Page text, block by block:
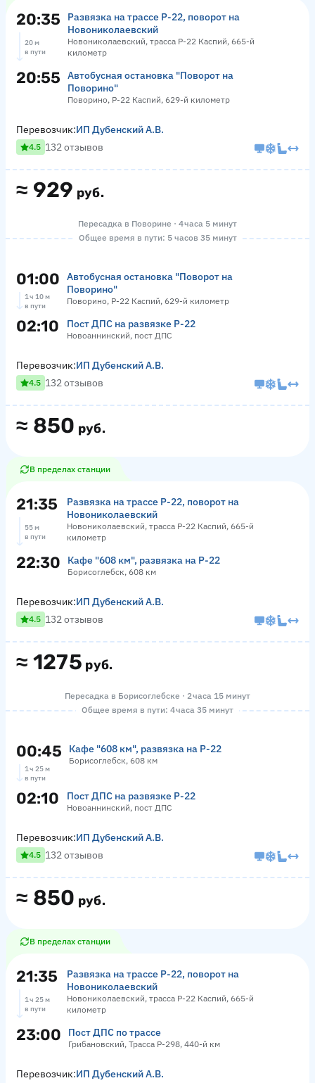
20:35
Развязка на трассе Р-22, поворот на
Новониколаевский
Новониколаевский, трасса Р-22 Каспий, 665-й
километр
20 м
в пути
20:55
Автобусная остановка "Поворот на
Поворино"
Поворино, Р-22 Каспий, 629-й километр
≈ 929 руб.
Перевозчик:ИП Дубенский А.В.
4.5 132 отзывов
Пересадка в Поворине · 4 часа 5 минут
Общее время в пути: 5 часов 35 минут
01:00
Автобусная остановка "Поворот на
Поворино"
Поворино, Р-22 Каспий, 629-й километр
1 ч 10 м
в пути
02:10 Пост ДПС на развязке Р-22
Новоаннинский, пост ДПС
≈ 850 руб.
Перевозчик:ИП Дубенский А.В.
4.5 132 отзывов
В пределах станции
21:35
Развязка на трассе Р-22, поворот на
Новониколаевский
Новониколаевский, трасса Р-22 Каспий, 665-й
километр
55 м
в пути
22:30 Кафе "608 км", развязка на Р-22
Борисоглебск, 608 км
≈ 1275 руб.
Перевозчик:ИП Дубенский А.В.
4.5 132 отзывов
Пересадка в Борисоглебске · 2 часа 15 минут
Общее время в пути: 4 часа 35 минут
00:45 Кафе "608 км", развязка на Р-22
Борисоглебск, 608 км
1 ч 25 м
в пути
02:10 Пост ДПС на развязке Р-22
Новоаннинский, пост ДПС
≈ 850 руб.
Перевозчик:ИП Дубенский А.В.
4.5 132 отзывов
В пределах станции
21:35
Развязка на трассе Р-22, поворот на
Новониколаевский
Новониколаевский, трасса Р-22 Каспий, 665-й
километр
1 ч 25 м
в пути
23:00 Пост ДПС по трассе
Грибановский, Трасса Р-298, 440-й км
Перевозчик:ИП Дубенский А.В.